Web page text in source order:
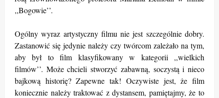
,,Bogowie’’.
Ogólny wyraz artystyczny filmu nie jest szczególnie dobry.
Zastanowić się jedynie należy czy twórcom zależało na tym,
aby był to film klasyfikowany w kategorii ,,wielkich
filmów’’. Może chcieli stworzyć zabawną, soczystą i nieco
bajkową historię? Zapewne tak! Oczywiste jest, że film
koniecznie należy traktować z dystansem, pamiętajmy, że to